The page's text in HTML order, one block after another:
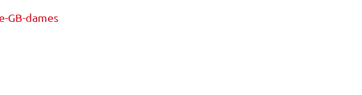
GB-dames